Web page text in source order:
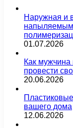
Наружная и
напыляемым
01.07.2026
Как мужчина
провести
20.06.2026
вашего дома
12.06.2026